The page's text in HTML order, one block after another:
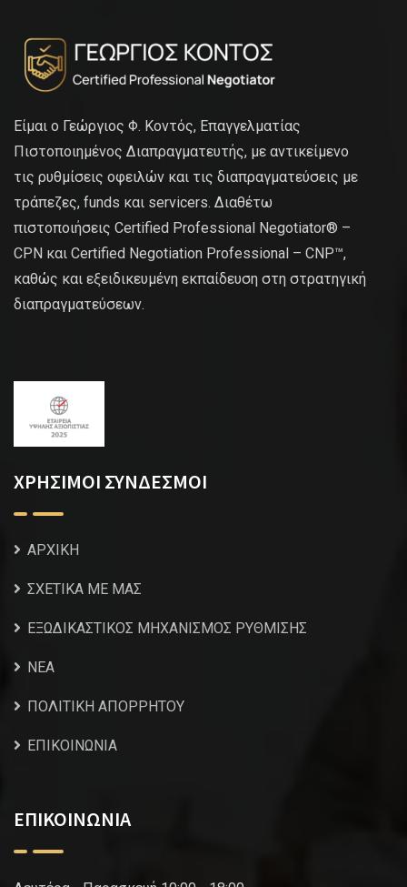
Είμαι ο Γεώργιος Φ. Κοντός, Επαγγελματίας
Πιστοποιημένος Διαπραγματευτής, με αντικείμενο
τις ρυθμίσεις οφειλών και τις διαπραγματεύσεις με
τράπεζες, funds και servicers. Διαθέτω
πιστοποιήσεις Certified Professional Negotiator® –
CPN και Certified Negotiation Professional – CNP™,
καθώς και εξειδικευμένη εκπαίδευση στη στρατηγική
διαπραγματεύσεων.
ΧΡΗΣΙΜΟΙ ΣΥΝΔΕΣΜΟΙ
ΑΡΧΙΚΗ
ΣΧΕΤΙΚΑ ΜΕ ΜΑΣ
ΕΞΩΔΙΚΑΣΤΙΚΟΣ ΜΗΧΑΝΙΣΜΟΣ ΡΥΘΜΙΣΗΣ
NEA
ΠΟΛΙΤΙΚΗ ΑΠΟΡΡΗΤΟΥ
ΕΠΙΚΟΙΝΩΝΙΑ
ΕΠΙΚΟΙΝΩΝΙΑ